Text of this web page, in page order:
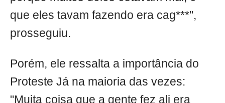
que eles tavam fazendo era cag***",
prosseguiu.
Porém, ele ressalta a importância do
Proteste Já na maioria das vezes:
"Muita coisa que a gente fez ali era